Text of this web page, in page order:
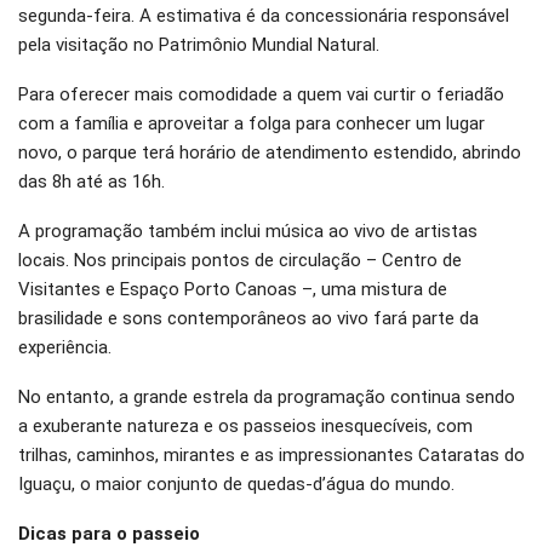
segunda-feira. A estimativa é da concessionária responsável
pela visitação no Patrimônio Mundial Natural.
Para oferecer mais comodidade a quem vai curtir o feriadão
com a família e aproveitar a folga para conhecer um lugar
novo, o parque terá horário de atendimento estendido, abrindo
das 8h até as 16h.
A programação também inclui música ao vivo de artistas
locais. Nos principais pontos de circulação – Centro de
Visitantes e Espaço Porto Canoas –, uma mistura de
brasilidade e sons contemporâneos ao vivo fará parte da
experiência.
No entanto, a grande estrela da programação continua sendo
a exuberante natureza e os passeios inesquecíveis, com
trilhas, caminhos, mirantes e as impressionantes Cataratas do
Iguaçu, o maior conjunto de quedas-d’água do mundo.
Dicas para o passeio